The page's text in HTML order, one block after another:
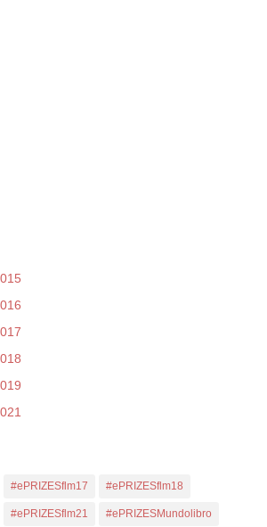
#ePRIZESflm17 #ePRIZESflm18
#ePRIZESflm21 #ePRIZESMundolibro